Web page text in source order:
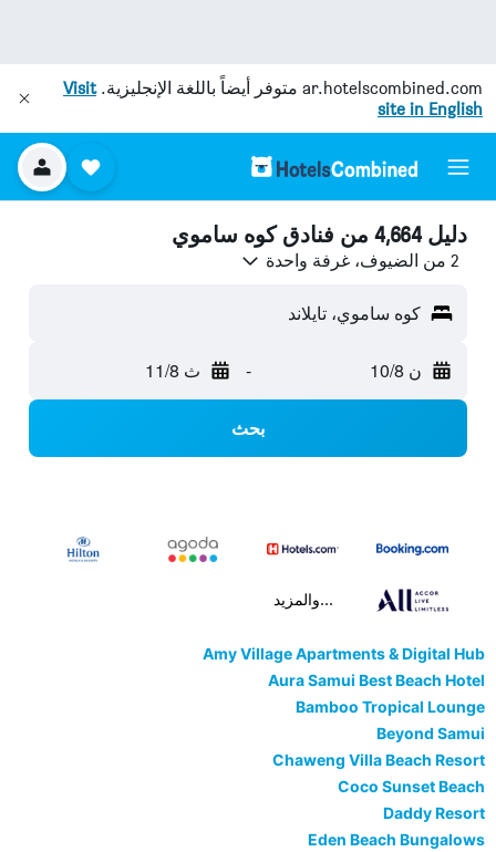
ar.hotelscombined.com متوفر أيضاً باللغة الإنجليزية.Visit
site in English
دليل 4,664 من فنادق كوه ساموي
2 من الضيوف، غرفة واحدة
كوه ساموي، تايلاند
ن 10/8 - ث 11/8
بحث
...والمزيد
Amy Village Apartments & Digital Hub
Aura Samui Best Beach Hotel
Bamboo Tropical Lounge
Beyond Samui
Chaweng Villa Beach Resort
Coco Sunset Beach
Daddy Resort
Eden Beach Bungalows